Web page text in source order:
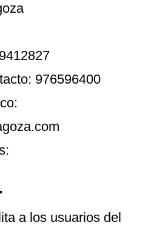
976596400
a los usuarios del